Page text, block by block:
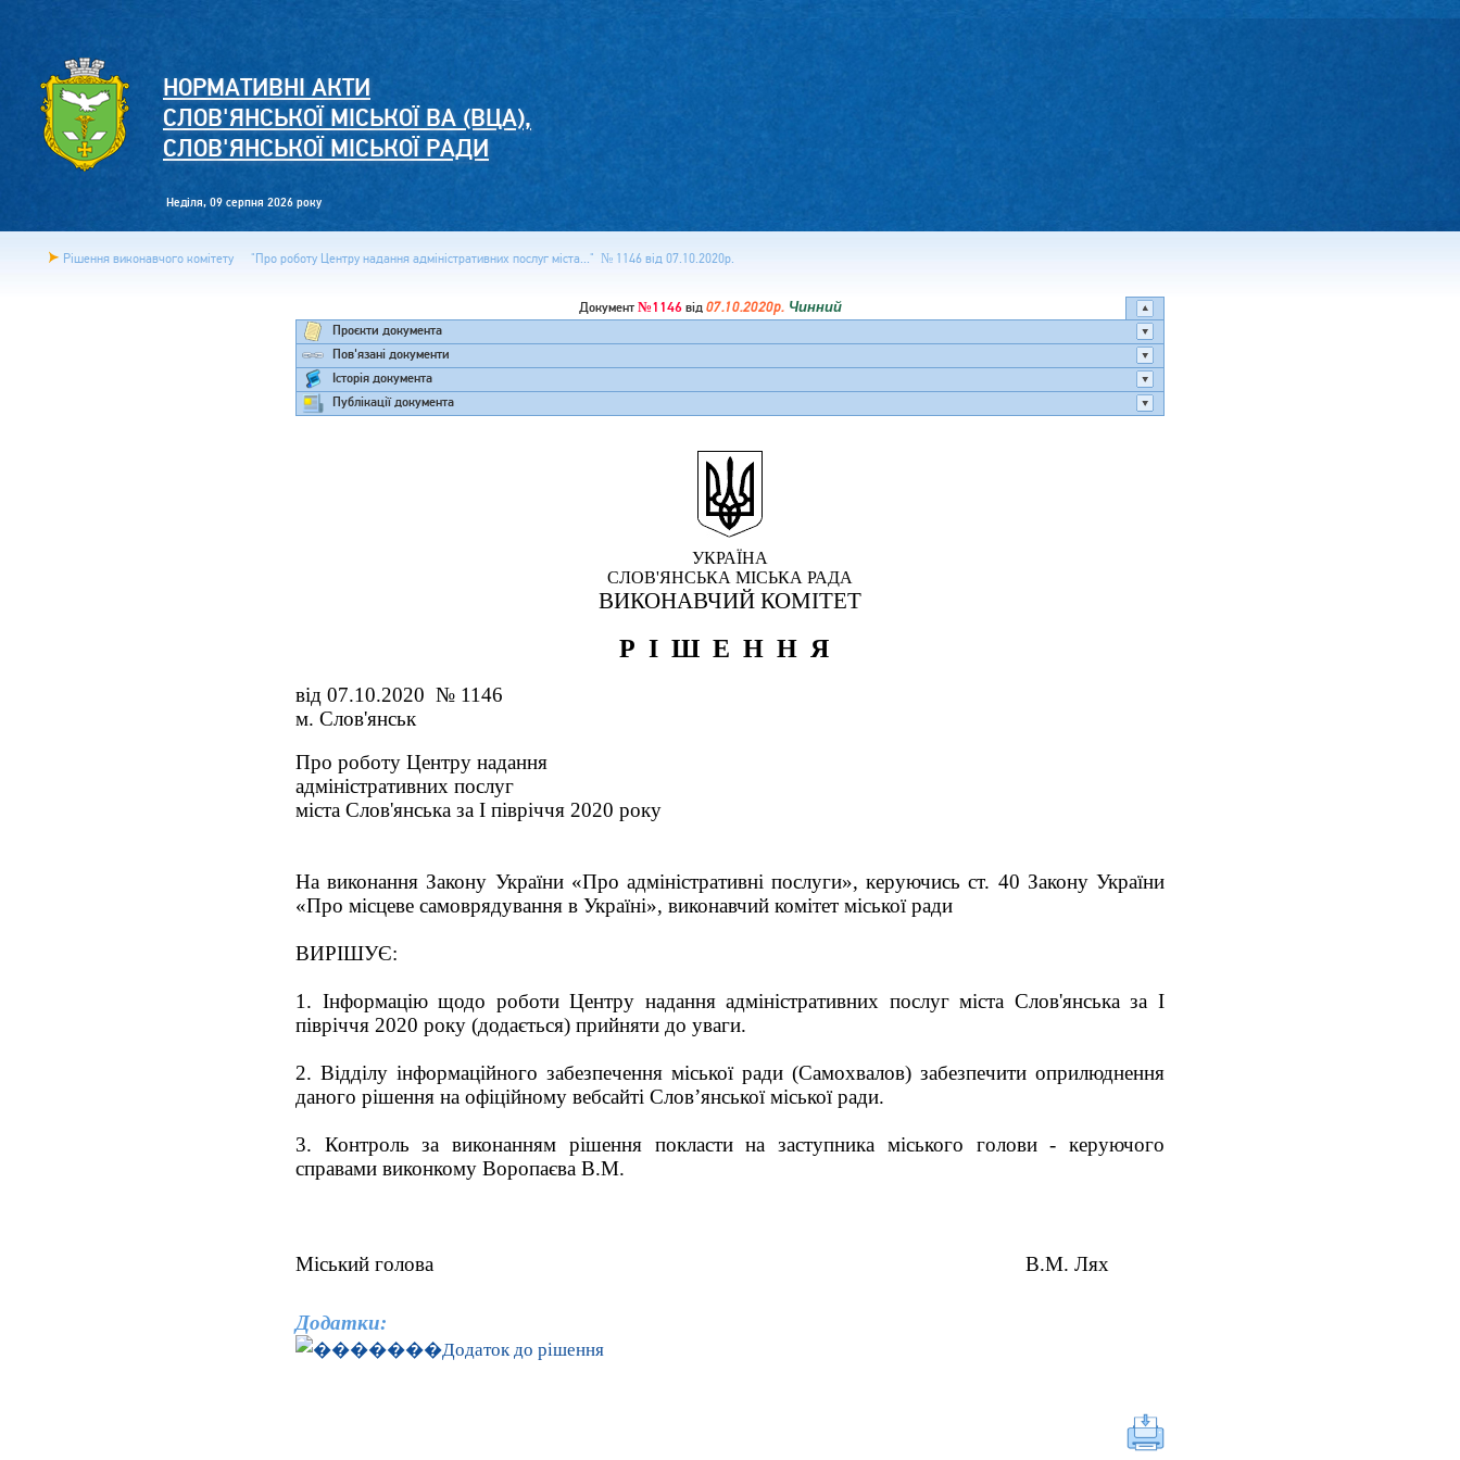
НОРМАТИВНІ АКТИ
СЛОВ'ЯНСЬКОЇ МІСЬКОЇ ВА (ВЦА),
СЛОВ'ЯНСЬКОЇ МІСЬКОЇ РАДИ
Неділя, 09 серпня 2026 року
Рішення виконавчого комітету "Про роботу Центру надання адміністративних послуг міста..." № 1146 від 07.10.2020р.
Документ №1146 від 07.10.2020р. Чинний
Проєкти документа
Пов'язані документи
Історія документа
Публікації документа
УКРАЇНА
СЛОВ'ЯНСЬКА МІСЬКА РАДА
ВИКОНАВЧИЙ КОМІТЕТ
РІШЕННЯ
від 07.10.2020 № 1146
м. Слов'янськ
Про роботу Центру надання
адміністративних послуг
міста Слов'янська за І півріччя 2020 року
На виконання Закону України «Про адміністративні послуги», керуючись ст. 40 Закону України
«Про місцеве самоврядування в Україні», виконавчий комітет міської ради
ВИРІШУЄ:
1. Інформацію щодо роботи Центру надання адміністративних послуг міста Слов'янська за І
півріччя 2020 року (додається) прийняти до уваги.
2. Відділу інформаційного забезпечення міської ради (Самохвалов) забезпечити оприлюднення
даного рішення на офіційному вебсайті Слов’янської міської ради.
3. Контроль за виконанням рішення покласти на заступника міського голови - керуючого
справами виконкому Воропаєва В.М.
Міський голова В.М. Лях
Додатки:
Додаток до рішення